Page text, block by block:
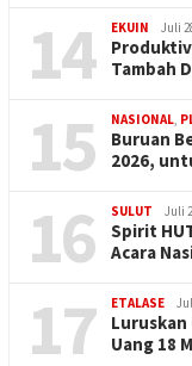
14 EKUIN Juli
Tambah
15 NASIONAL,
Buruan
2026,
16 SULUT Juli
Spirit
Acara
17 ETALASE
Uang 18